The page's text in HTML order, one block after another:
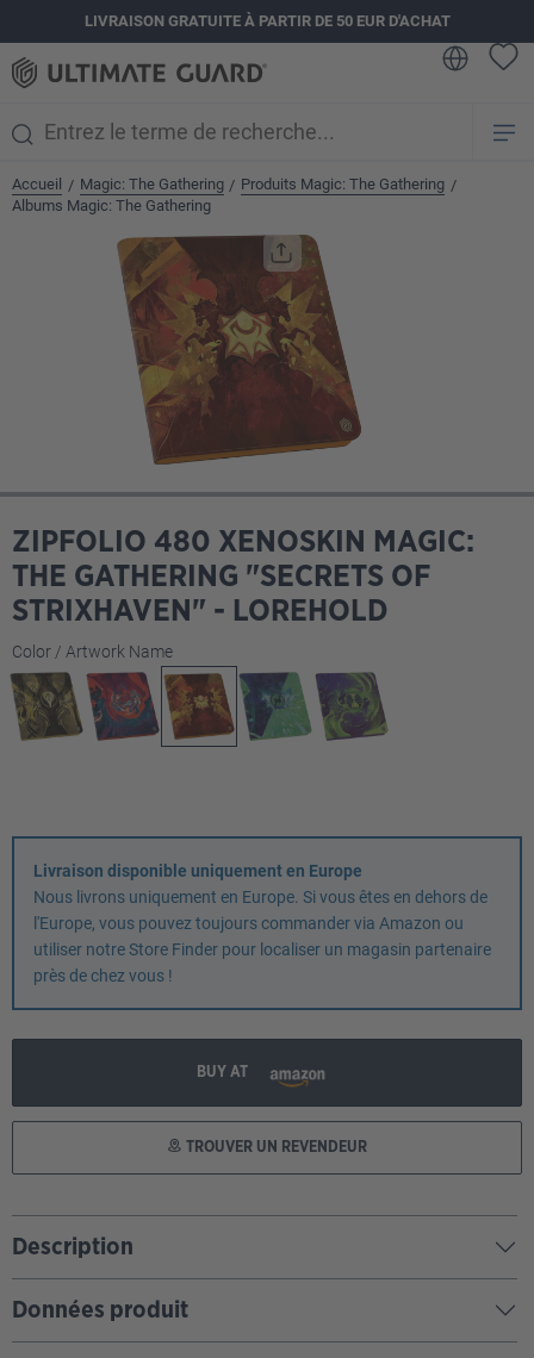
principalLIVRAISON GRATUITE À PARTIR DE 50 EUR D'ACHAT
Accueil / Magic: The Gathering / Produits Magic: The Gathering /
Albums Magic: The Gathering
Ignorer la galerie d'images
ZIPFOLIO 480 XENOSKIN MAGIC:
THE GATHERING "SECRETS OF
STRIXHAVEN" - LOREHOLD
Sélectionnez
Color / Artwork Name
Livraison disponible uniquement en Europe
Nous livrons uniquement en Europe. Si vous êtes en dehors de
l'Europe, vous pouvez toujours commander via Amazon ou
utiliser notre Store Finder pour localiser un magasin partenaire
près de chez vous !
BUY AT
TROUVER UN REVENDEUR
Description
Données produit